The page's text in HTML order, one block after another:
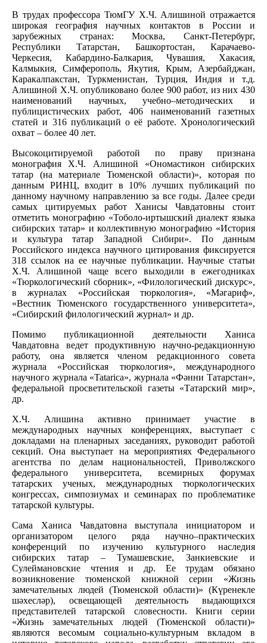
В трудах профессора ТюмГУ Х.Ч. Алишиной отражается
широкая география научных контактов в России и
зарубежных странах: Москва, Санкт-Петербург,
Республики Татарстан, Башкортостан, Карачаево-
Черкесия, Кабардино-Балкария, Чувашия, Хакасия,
Калмыкия, Симферополь, Якутия, Крым, Азербайджан,
Каракалпакстан, Туркменистан, Турция, Индия и т.д.
Алишиной Х.Ч. опубликовано более 900 работ, из них 430
наименований научных, учебно–методических и
публицистических работ, 406 наименований газетных
статей и 316 публикаций о её работе. Хронологический
охват – более 40 лет.
Высокоцитируемой работой по праву признана
монография Х.Ч. Алишиной «Ономастикон сибирских
татар (на материале Тюменской области)», которая по
данным РИНЦ, входит в 10% лучших публикаций по
данному научному направлению за все годы. Далее среди
самых цитируемых работ Ханисы Чавдатовны стоит
отметить монографию «Тоболо-иртышский диалект языка
сибирских татар» и коллективную монографию «История
и культура татар Западной Сибири». По данным
Российского индекса научного цитирования фиксируется
318 ссылок на ее научные публикации. Научные статьи
Х.Ч. Алишиной чаще всего выходили в ежегодниках
«Тюркологический сборник», «Филологический дискурс»,
в журналах «Российская тюркология», «Мәгариф»,
«Вестник Тюменского государственного университета»,
«Сибирский филологический журнал» и др.
Помимо публикационной деятельности Ханиса
Чавдатовна ведет продуктивную научно-редакционную
работу, она является членом редакционного совета
журнала «Российская тюркология», международного
научного журнала «Tatarica», журнала «Фәнни Татарстан»,
федеральной просветительской газеты «Татарский мир»,
др.
Х.Ч. Алишина активно принимает участие в
международных научных конференциях, выступает с
докладами на пленарных заседаниях, руководит работой
секций. Она выступает на мероприятиях Федерального
агентства по делам национальностей, Приволжского
федерального университета, всемирных форумах
татарских ученых, международных тюркологических
конгрессах, симпозиумах и семинарах по проблематике
татарской культуры.
Сама Ханиса Чавдатовна выступала инициатором и
организатором целого ряда научно–практических
конференций по изучению культурного наследия
сибирских татар – Тумашевские, Занкиевские и
Сулеймановские чтения и др. Ее трудам обязано
возникновение тюменской книжной серии «Жизнь
замечательных людей (Тюменской области)» (Күренекле
шәхесләр), освещающей деятельность выдающихся
представителей татарской словесности. Книги серии
«Жизнь замечательных людей (Тюменской области)»
являются весомым социально-культурным вкладом в